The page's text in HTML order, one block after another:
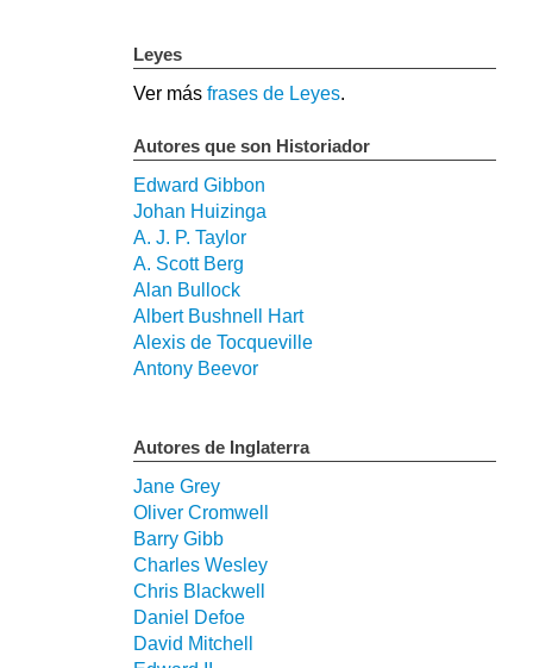
Leyes
Ver más frases de Leyes.
Autores que son Historiador
Edward Gibbon
Johan Huizinga
A. J. P. Taylor
A. Scott Berg
Alan Bullock
Albert Bushnell Hart
Alexis de Tocqueville
Antony Beevor
Autores de Inglaterra
Jane Grey
Oliver Cromwell
Barry Gibb
Charles Wesley
Chris Blackwell
Daniel Defoe
David Mitchell